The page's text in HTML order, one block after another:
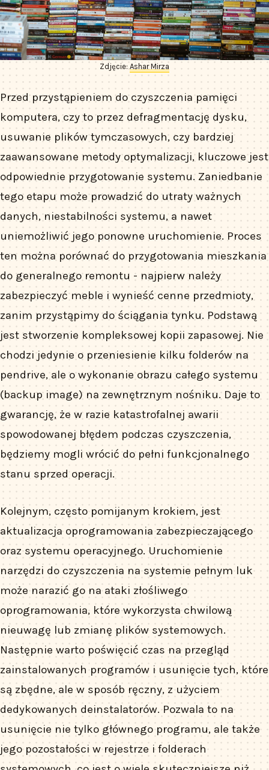
Zdjęcie:Ashar Mirza
Przed przystąpieniem do czyszczenia pamięci
komputera, czy to przez defragmentację dysku,
usuwanie plików tymczasowych, czy bardziej
zaawansowane metody optymalizacji, kluczowe jest
odpowiednie przygotowanie systemu. Zaniedbanie
tego etapu może prowadzić do utraty ważnych
danych, niestabilności systemu, a nawet
uniemożliwić jego ponowne uruchomienie. Proces
ten można porównać do przygotowania mieszkania
do generalnego remontu - najpierw należy
zabezpieczyć meble i wynieść cenne przedmioty,
zanim przystąpimy do ściągania tynku. Podstawą
jest stworzenie kompleksowej kopii zapasowej. Nie
chodzi jedynie o przeniesienie kilku folderów na
pendrive, ale o wykonanie obrazu całego systemu
(backup image) na zewnętrznym nośniku. Daje to
gwarancję, że w razie katastrofalnej awarii
spowodowanej błędem podczas czyszczenia,
będziemy mogli wrócić do pełni funkcjonalnego
stanu sprzed operacji.
Kolejnym, często pomijanym krokiem, jest
aktualizacja oprogramowania zabezpieczającego
oraz systemu operacyjnego. Uruchomienie
narzędzi do czyszczenia na systemie pełnym luk
może narazić go na ataki złośliwego
oprogramowania, które wykorzysta chwilową
nieuwagę lub zmianę plików systemowych.
Następnie warto poświęcić czas na przegląd
zainstalowanych programów i usunięcie tych, które
są zbędne, ale w sposób ręczny, z użyciem
dedykowanych deinstalatorów. Pozwala to na
usunięcie nie tylko głównego programu, ale także
jego pozostałości w rejestrze i folderach